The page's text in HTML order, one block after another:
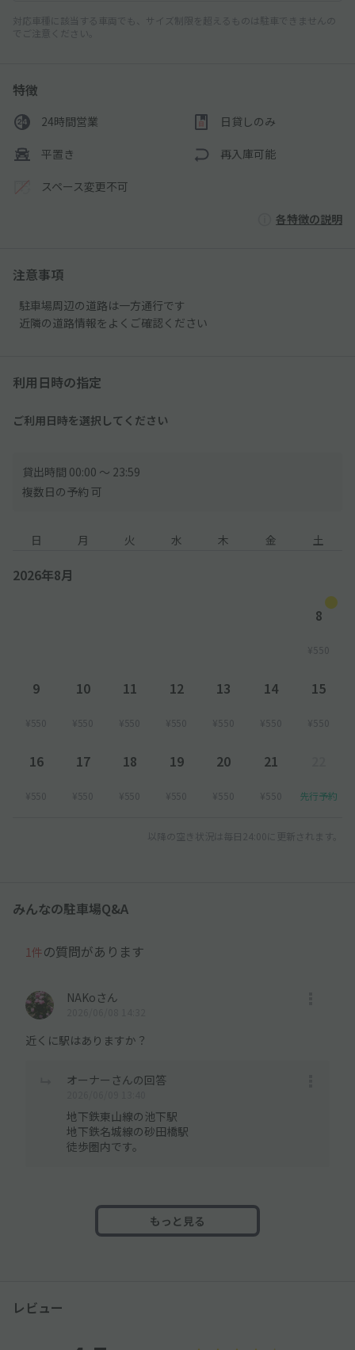
対応車種に該当する車両でも、サイズ制限を超えるものは駐車できませんの
でご注意ください。
特徴
24時間営業 日貸しのみ
平置き 再入庫可能
スペース変更不可
各特徴の説明
注意事項
駐車場周辺の道路は一方通行です
近隣の道路情報をよくご確認ください
利用日時の指定
ご利用日時を選択してください
貸出時間 00:00 〜 23:59
複数日の予約 可
日 月 火 水 木 金 土
2026年8月
8
¥550
9
¥550
10
¥550
11
¥550
12
¥550
13
¥550
14
¥550
15
¥550
16
¥550
17
¥550
18
¥550
19
¥550
20
¥550
21
¥550 先行予約
以降の空き状況は毎日24:00に更新されます。
みんなの駐車場Q&A
1件の質問があります
NAKoさん
近くに駅はありますか？
オーナーさんの回答
地下鉄東山線の池下駅
地下鉄名城線の砂田橋駅
徒歩圏内です。
もっと見る
レビュー